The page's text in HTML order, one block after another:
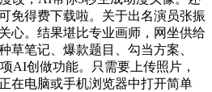
免得费下载啦。关于出名演员张振
心。结果堪比专业画师，网坐供给
草笔记、爆款题目、勾当方案、
AI创做功能。只需要上传照片，
在电脑或手机浏览器中打开简单